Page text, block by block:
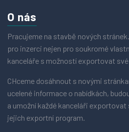
O nás
Pracujeme na stavbě nových
pro inzerci nejen pro soukromé
kanceláře s možností exportovat své
CHceme dosáhnout s novými
ucelené informace o nabídkách,
a umožní každé kanceláři exportovat
jejich exportní program.